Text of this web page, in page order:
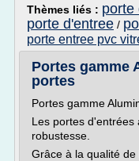
Thèmes liés : porte
porte d'entree /
porte entree pvc
Portes gamme
portes
Portes gamme
Les portes d'entrées
robustesse.
Grâce à la qualité